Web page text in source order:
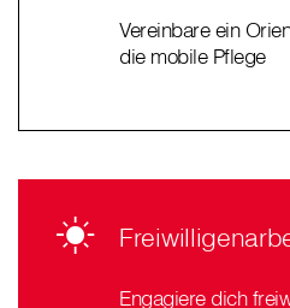
Vereinbare ein
die mobile Pflege
Engagiere dich